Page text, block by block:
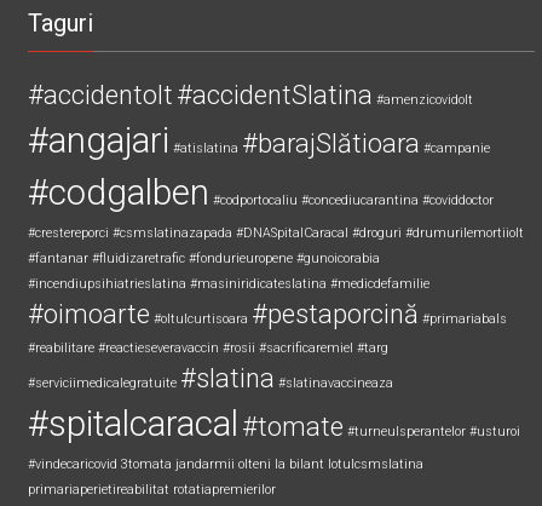
Taguri
#accidentolt #accidentSlatina #amenzicovidolt
#angajari #atislatina #barajSlătioara #campanie
#codgalben #codportocaliu #concediucarantina #coviddoctor
#crestereporci #csmslatinazapada #DNASpitalCaracal #droguri #drumurilemortiiolt
#fantanar #fluidizaretrafic #fondurieuropene #gunoicorabia
#incendiupsihiatrieslatina #masiniridicateslatina #medicdefamilie
#oimoarte #oltulcurtisoara #pestaporcină #primariabals
#reabilitare #reactieseveravaccin #rosii #sacrificaremiel #targ
#serviciimedicalegratuite #slatina #slatinavaccineaza
#spitalcaracal #tomate #turneulsperantelor #usturoi
#vindecaricovid 3tomata jandarmii olteni la bilant lotulcsmslatina
primariaperietireabilitat rotatiapremierilor